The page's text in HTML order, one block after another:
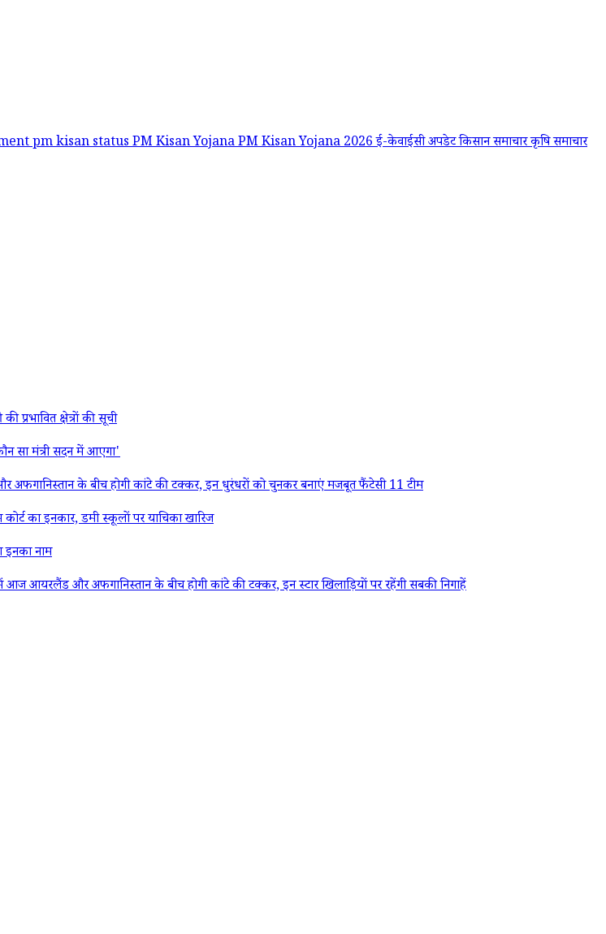
pm kisan statusPM Kisan YojanaPM Kisan Yojana 2026ई-केवाईसी अपडेटकिसान समाचारकृषि समाचार
क्षेत्रों की सूची
सा मंत्री सदन में आएगा'
के बीच होगी कांटे की टक्कर, इन धुरंधरों को चुनकर बनाएं मजबूत फैंटेसी 11 टीम
का इनकार, डमी स्कूलों पर याचिका खारिज
नाम
और अफगानिस्तान के बीच होगी कांटे की टक्कर, इन स्टार खिलाड़ियों पर रहेंगी सबकी निगाहें